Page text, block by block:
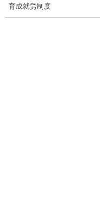
別添２「外国人雇用状
７年10月末時点）［
育成就労制度